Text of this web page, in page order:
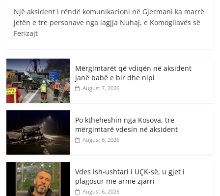
Një aksident i rëndë komunikacioni në Gjermani ka marrë
jetën e tre personave nga lagjja Nuhaj, e Komogllavës së
Ferizajt
Mërgimtarët që vdiqën në aksident
janë babë e bir dhe nipi
August 7, 2026
Po ktheheshin nga Kosova, tre
mërgimtarë vdesin në aksident
August 6, 2026
Vdes ish-ushtari i UÇK-së, u gjet i
plagosur me armë zjarri
August 6, 2026